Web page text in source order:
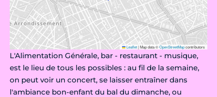
Leaflet|Map data ©OpenStreetMapcontributors
L'Alimentation Générale, bar - restaurant - musique,
est le lieu de tous les possibles : au fil de la semaine,
on peut voir un concert, se laisser entraîner dans
l'ambiance bon-enfant du bal du dimanche, ou